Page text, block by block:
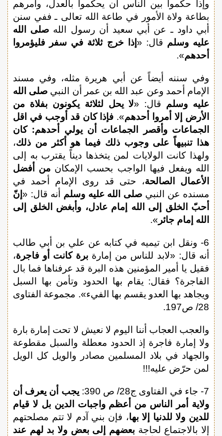
وإذا حكموا بين الناس أن يحكموا بالعدل، وأمرهم
بطاعة ولاة الأمور في طاعة الله تعالى ـ ففي سنن
أبي داود ـ عن أبي سعيد أن رسول الله صلى الله
عليه وسلم قال: « إذا خرج ثلاثة في سفر فليؤمروا
أحدهم».
وفي سننه أيضاً عن أبي هريرة مثله، وفي مسند
الإمام أحمد وعن عبد الله بن عمر أن النبي صلى الله
عليه وسلم قال: «لا يحل لثلاثة يكونون بفلاة من
الأرض إلا أمروا أحدهم». فإذا كان قد أوجب في اقل
الجماعات وأقصر الجماعات أن يولي أحدهم: كان
هذا تنبيهاً على وجوب ذلك فيما هو أكثر من ذلك،
ولهذا كانت الولايات لمن يتخذها ديناً يقترب به إلى
الله ويفعل فيها الواجب بحسب الإمكان من أفضل
الأعمال الصالحة، حتى قد روى الإمام أحمد في
مسنده عن النبي صلى الله عليه وسلم أنه قال: « إنّ
أحبّ الخلق إلى الله إمام عادل، وأبغض الخلق إلى
الله إمام جائر ».
6- ونقل ابن تيميه في كتابه عن علي بن أبي طالب
أنه قال: «لابد للناس من إمارة برة كانت أو فاجرة،
فقيل يا أمير المؤمنين هذه البرة قد عرفناها فما بال
الفاجرة؟ فقال: يقام بها الحدود وتأمن بها السبل
ويجاهد بها العدو يقسم بها الفيء». مجموعة الفتاوى
28/ ص197.
والعجب العجاب أننا اليوم لا نعيش لا تحت إمارة بارة
ولا إمارة فاجرة إذ الحدود معطلة والسبل مقطوعة
والجهاد في بلاد المسلمين مصادر والويل كل الويل
لمن حرّض عليه!!!
7- جاء في الفتاوى ج28/ ص 390:
يجب أن يعرف أن
ولاية أمر الناس من أعظم واجبات الدين بل لا قيام
للدين ولا للدنيا إلا بها، فإن بني آدم لا تتم مصلحتهم
إلا بالاجتماع لحاجة بعضهم إلى بعض ولا بد لهم عند